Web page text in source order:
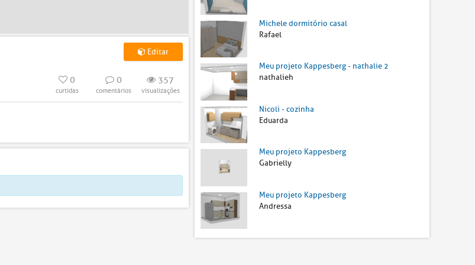
Editar
0
curtidas
0
comentários
357
visualizações
Michele dormitório casal
Rafael
Meu projeto Kappesberg - nathalie 2
nathalieh
Nicoli - cozinha
Eduarda
Meu projeto Kappesberg
Gabrielly
Meu projeto Kappesberg
Andressa